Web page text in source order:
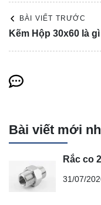
BÀI VIẾT TRƯỚC
Kẽm Hộp 30x60 là gì
Bài viết mới
Rắc co
31/07/